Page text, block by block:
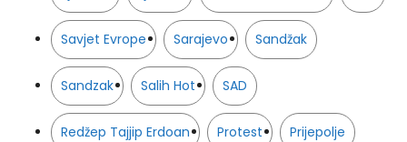
Savjet Evrope Sarajevo Sandžak
Sandzak Salih Hot SAD
Redžep Tajjip Erdoan Protest Prijepolje